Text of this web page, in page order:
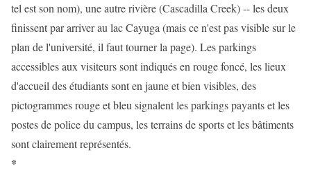
tel est son nom), une autre rivière (Cascadilla Creek) -- les deux
finissent par arriver au lac Cayuga (mais ce n'est pas visible sur le
plan de l'université, il faut tourner la page). Les parkings
accessibles aux visiteurs sont indiqués en rouge foncé, les lieux
d'accueil des étudiants sont en jaune et bien visibles, des
pictogrammes rouge et bleu signalent les parkings payants et les
postes de police du campus, les terrains de sports et les bâtiments
sont clairement représentés.
*